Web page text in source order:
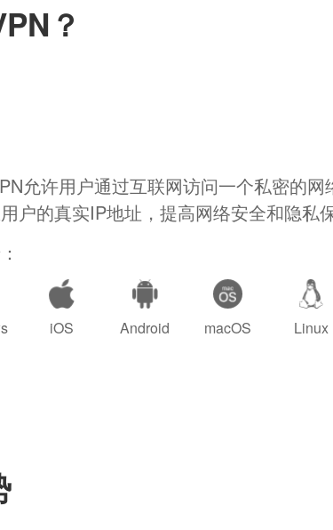
？
允许用户通过互联网访问一个私密的网
户的真实IP地址，提高网络安全和隐私保
iOS Android macOS Linux